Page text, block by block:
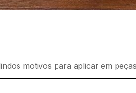
motivos para aplicar em